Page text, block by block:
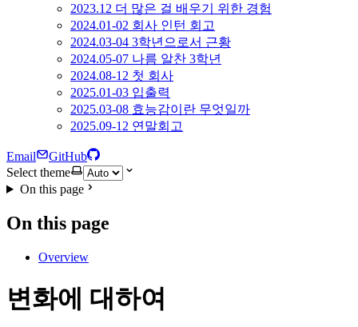
2023.12 더 많은 걸 배우기 위한 경험
2024.01-02 회사 인턴 회고
2024.03-04 3학년으로서 근황
2024.05-07 나름 알찬 3학년
2024.08-12 첫 회사
2025.01-03 입출력
2025.03-08 효능감이란 무엇일까
2025.09-12 연말회고
Email
GitHub
Select theme
On this page
On this page
Overview
변화에 대하여